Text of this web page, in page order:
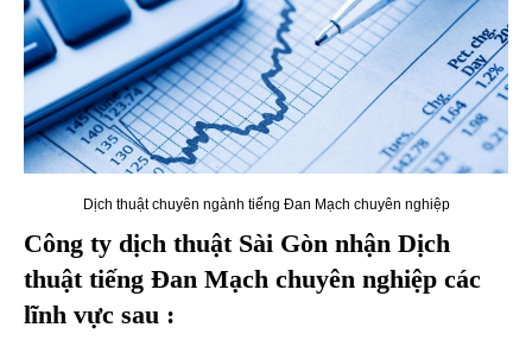
Dịch thuật chuyên ngành tiếng Đan Mạch chuyên nghiệp
Công ty dịch thuật Sài Gòn nhận Dịch
thuật tiếng Đan Mạch chuyên nghiệp các
lĩnh vực sau :